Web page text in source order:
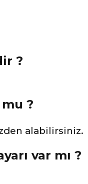
?
?
alabilirsiniz.
var mı ?